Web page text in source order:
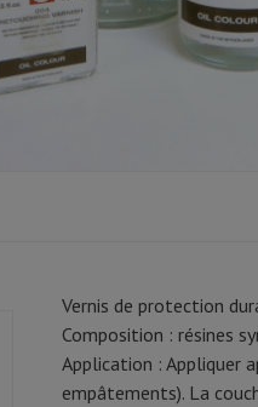
Vernis de protection
Composition : résines
Application : Appliquer
empâtements). La